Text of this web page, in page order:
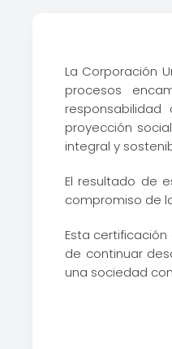
La Corporación
procesos
proyección
integral y
El resultado de
compromiso de
Esta
de continuar
una sociedad